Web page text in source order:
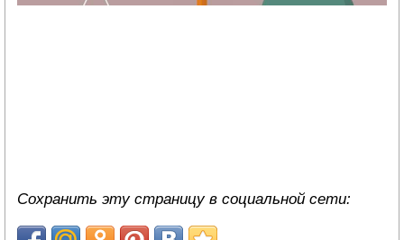
Сохранить эту страницу в социальной сети: